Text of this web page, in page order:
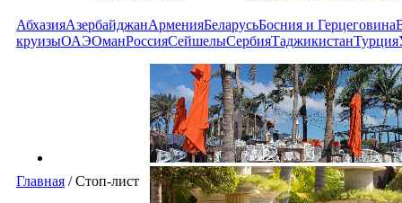
АбхазияАзербайджанАрменияБеларусьБосния и Герцеговина
круизыОАЭОманРоссияСейшелыСербияТаджикистанТурция
Главная /Стоп-лист